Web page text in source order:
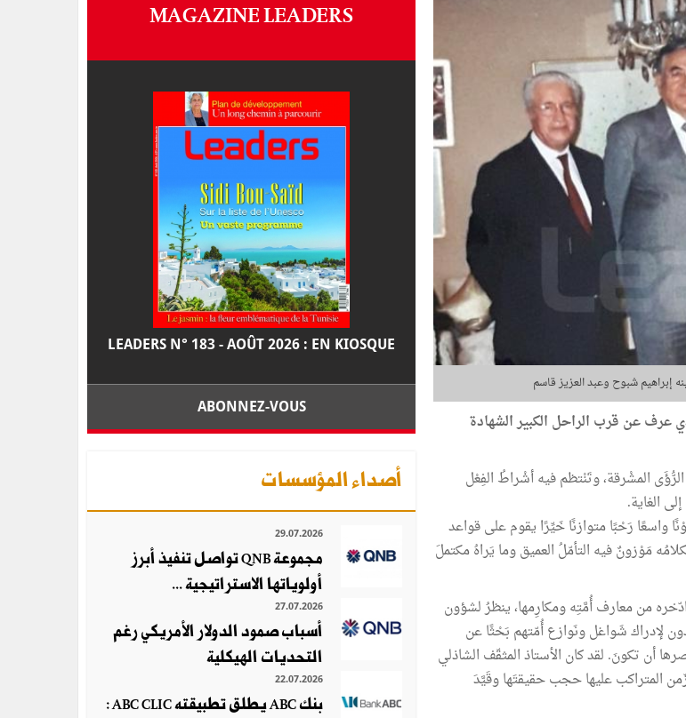
إبراهيم شبوح وعبد العزيز قاسم
عرف عن قرب الراحل الكبير الشهادة
الرُّؤَى المشْرقة، وتَنْتظم فيه أشْراطُ الفِعْل
الغاية.
واسعًا رَحْبًا متوازنًا خَيِّرًا يقوم على قواعد
مَوْزونٌ فيه التأمّلُ العميق وما يَراهُ مكتملَ
من معارف أُمَّتِه ومكارِمها، ينظرُ لشؤون
لإدراك شَواغل ونَوازع أُمّتهم بَحْثًا عن
أن تكونَ. لقد كان الأستاذ المثقّف الشاذلي
المتراكب عليها حجب حقيقتَها وقَيَّدَ
MAGAZINE LEADERS
LEADERS N° 183 - AOÛT 2026 : EN KIOSQUE
ABONNEZ-VOUS
أصداء المؤسسات
29.07.2026
مجموعة QNB تواصل تنفيذ أبرز
أولوياتها الاستراتيجية ...
27.07.2026
أسباب صمود الدولار الأمريكي رغم
التحديات الهيكلية
22.07.2026
بنك ABC يطلق تطبيقته ABC CLIC :